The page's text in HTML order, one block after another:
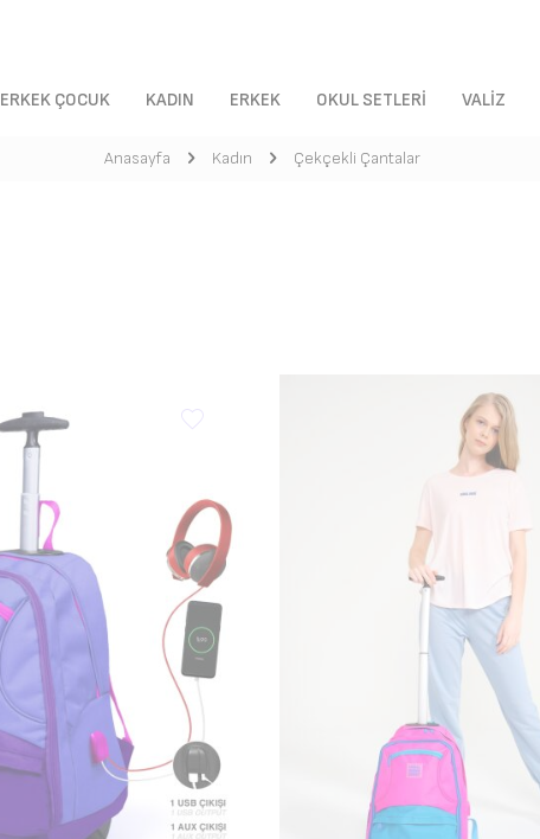
ERKEK ÇOCUK KADIN ERKEK OKUL SETLERI VALIZ
Anasayfa Kadın Çekçekli Çantalar